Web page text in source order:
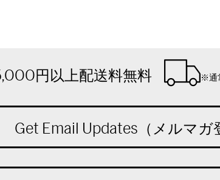
円以上配送料無料 ※通
Get Email Updates（メルマガ